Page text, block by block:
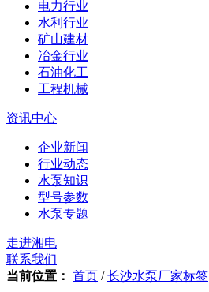
电力行业
水利行业
矿山建材
冶金行业
石油化工
工程机械
资讯中心
企业新闻
行业动态
水泵知识
型号参数
水泵专题
走进湘电
联系我们
当前位置： 首页 / 长沙水泵厂家标签